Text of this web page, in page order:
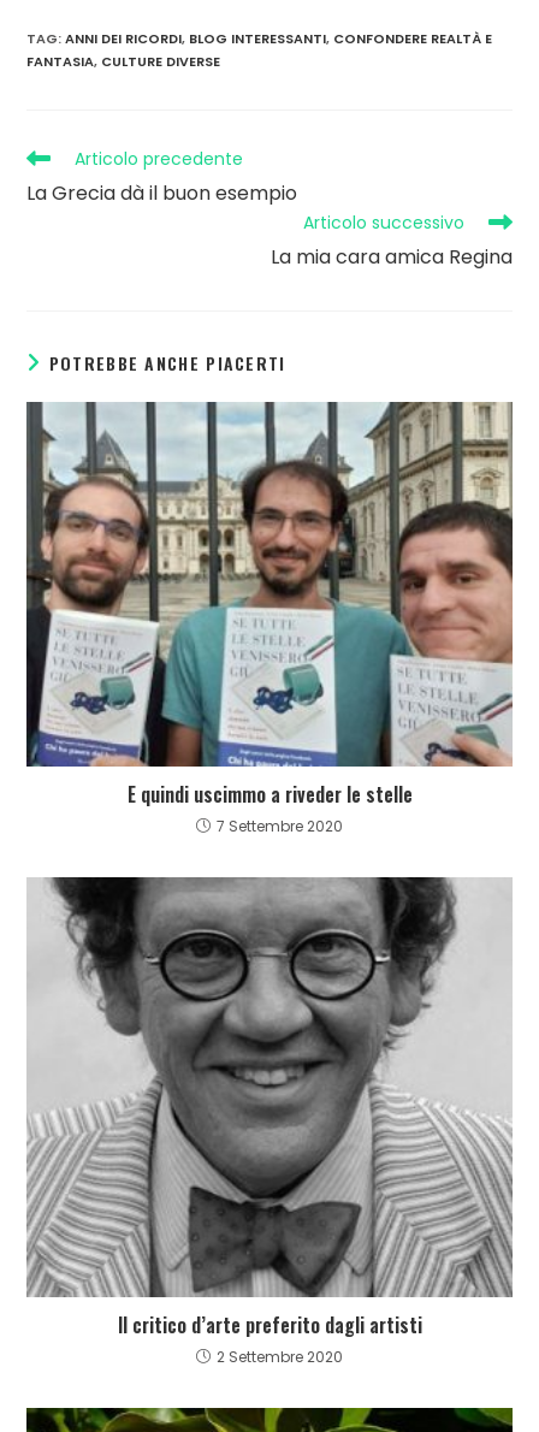
TAG:ANNI DEI RICORDI, BLOG INTERESSANTI, CONFONDERE REALTÀ E
FANTASIA, CULTURE DIVERSE
Articolo precedente
La Grecia dà il buon esempio
Articolo successivo
La mia cara amica Regina
POTREBBE ANCHE PIACERTI
E quindi uscimmo a riveder le stelle
7 Settembre 2020
Il critico d’arte preferito dagli artisti
2 Settembre 2020